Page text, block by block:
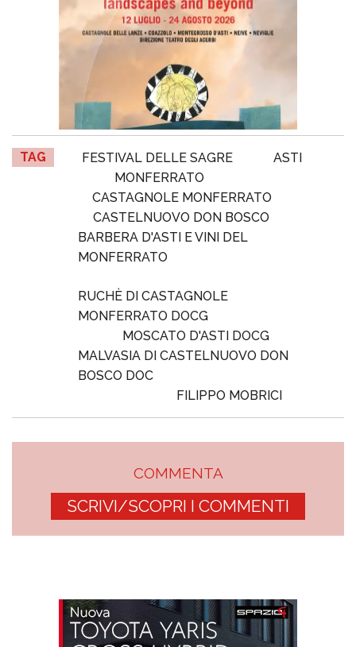
TAG FESTIVAL DELLE SAGRE
ASTI
MONFERRATO
CASTAGNOLE MONFERRATO
CASTELNUOVO DON BOSCO
BARBERA D'ASTI E VINI DEL
MONFERRATO
RUCHÈ DI CASTAGNOLE
MONFERRATO DOCG
MOSCATO D'ASTI DOCG
MALVASIA DI CASTELNUOVO DON
BOSCO DOC
FILIPPO MOBRICI
COMMENTA
SCRIVI/SCOPRI I COMMENTI